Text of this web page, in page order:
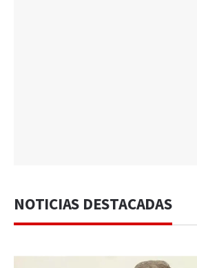
NOTICIAS DESTACADAS